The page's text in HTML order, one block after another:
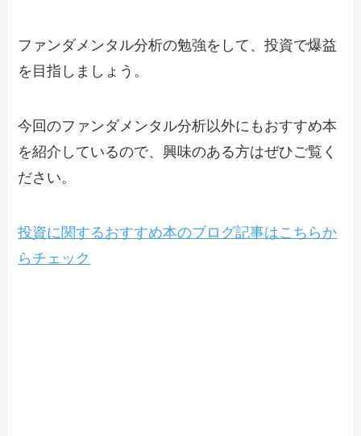
ファンダメンタル分析の勉強をして、投資で爆益
を目指しましょう。
今回のファンダメンタル分析以外にもおすすめ本
を紹介しているので、興味のある方はぜひご覧く
ださい。
投資に関するおすすめ本のブログ記事はこちらか
らチェック